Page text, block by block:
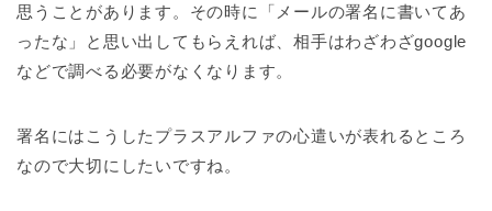
思うことがあります。その時に「メールの署名に書いてあ
ったな」と思い出してもらえれば、相手はわざわざgoogle
などで調べる必要がなくなります。
署名にはこうしたプラスアルファの心遣いが表れるところ
なので大切にしたいですね。